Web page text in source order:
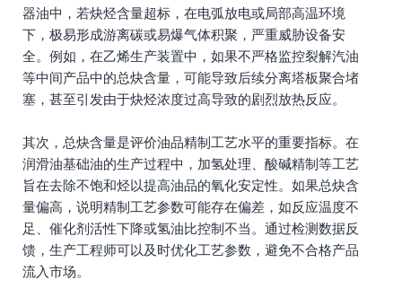
器油中，若炔烃含量超标，在电弧放电或局部高温环境
下，极易形成游离碳或易爆气体积聚，严重威胁设备安
全。例如，在乙烯生产装置中，如果不严格监控裂解汽油
等中间产品中的总炔含量，可能导致后续分离塔板聚合堵
塞，甚至引发由于炔烃浓度过高导致的剧烈放热反应。
其次，总炔含量是评价油品精制工艺水平的重要指标。在
润滑油基础油的生产过程中，加氢处理、酸碱精制等工艺
旨在去除不饱和烃以提高油品的氧化安定性。如果总炔含
量偏高，说明精制工艺参数可能存在偏差，如反应温度不
足、催化剂活性下降或氢油比控制不当。通过检测数据反
馈，生产工程师可以及时优化工艺参数，避免不合格产品
流入市场。